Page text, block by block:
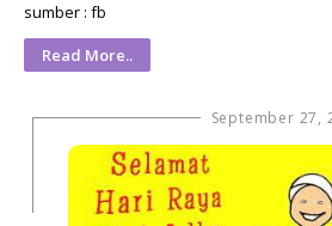
sumber : fb
Read More..
September 27,